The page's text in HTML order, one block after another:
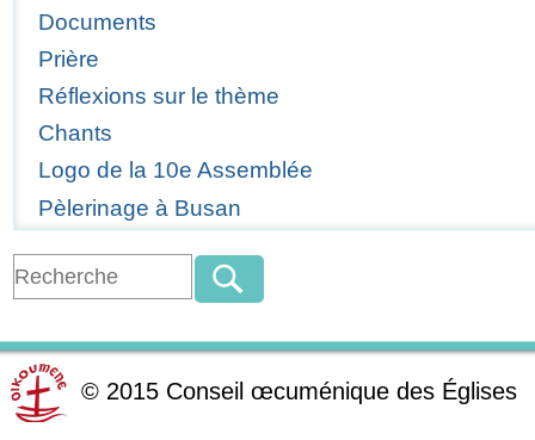
Documents
Prière
Réflexions sur le thème
Chants
Logo de la 10e Assemblée
Pèlerinage à Busan
© 2015 Conseil œcuménique des Églises